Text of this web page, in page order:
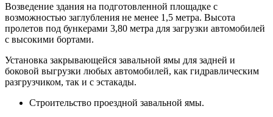
Возведение здания на подготовленной площадке с
возможностью заглубления не менее 1,5 метра. Высота
пролетов под бункерами 3,80 метра для загрузки автомобилей
с высокими бортами.
Установка закрывающейся завальной ямы для задней и
боковой выгрузки любых автомобилей, как гидравлическим
разгрузчиком, так и с эстакады.
Строительство проездной завальной ямы.